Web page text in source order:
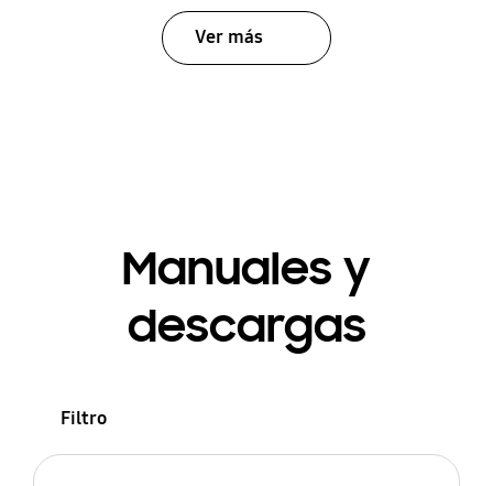
Ver más
Manuales y
descargas
Filtro